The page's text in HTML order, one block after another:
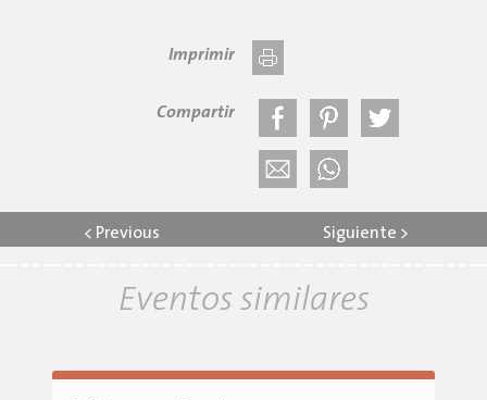
Imprimir
Compartir
< Previous Siguiente >
Eventos similares